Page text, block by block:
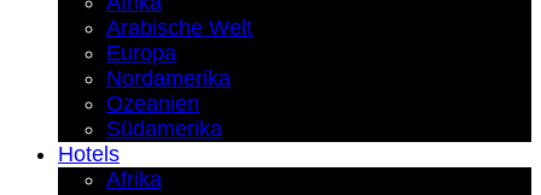
Arabische Welt
Europa
Nordamerika
Ozeanien
Südamerika
Hotels
Afrika